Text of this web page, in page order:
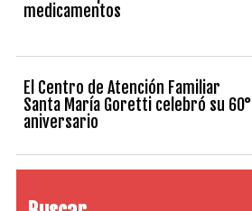
medicamentos
El Centro de Atención Familiar
Santa María Goretti celebró su 60°
aniversario